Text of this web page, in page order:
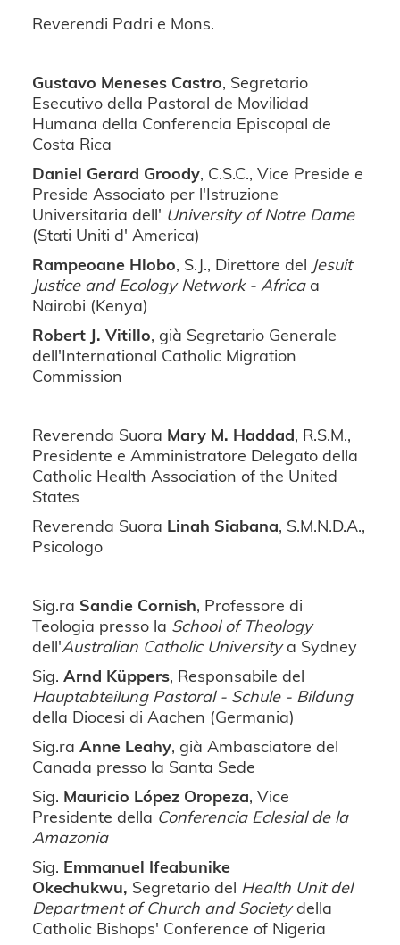
Reverendi Padri e Mons.
Gustavo Meneses Castro, Segretario
Esecutivo della Pastoral de Movilidad
Humana della Conferencia Episcopal de
Costa Rica
Daniel Gerard Groody, C.S.C., Vice Preside e
Preside Associato per l'Istruzione
Universitaria dell' University of Notre Dame
(Stati Uniti d' America)
Rampeoane Hlobo, S.J., Direttore del Jesuit
Justice and Ecology Network - Africaa
Nairobi (Kenya)
Robert J. Vitillo, già Segretario Generale
dell'International Catholic Migration
Commission
Reverenda Suora Mary M. Haddad, R.S.M.,
Presidente e Amministratore Delegato della
Catholic Health Association of the United
States
Reverenda Suora Linah Siabana, S.M.N.D.A.,
Psicologo
Sig.ra Sandie Cornish, Professore di
Teologia presso la School of Theology
dell'Australian Catholic Universitya Sydney
Sig. Arnd Küppers, Responsabile del
Hauptabteilung Pastoral - Schule - Bildung
della Diocesi di Aachen (Germania)
Sig.ra Anne Leahy, già Ambasciatore del
Canada presso la Santa Sede
Sig. Mauricio López Oropeza, Vice
Presidente della Conferencia Eclesial de la
Amazonia
Sig. Emmanuel Ifeabunike
Okechukwu, Segretario del Health Unit del
Department of Church and Societydella
Catholic Bishops' Conference of Nigeria